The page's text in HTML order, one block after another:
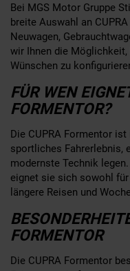
Bei MGS Motor Gruppe
breite Auswahl an
Neuwagen,
wir Ihnen die
Wünschen zu
FÜR WEN
FORMENTOR?
Die CUPRA Formentor
sportliches Fahrerlebnis,
modernste Technik
eignet sie sich sowohl
längere Reisen und
FORMENTOR
Die CUPRA Formentor